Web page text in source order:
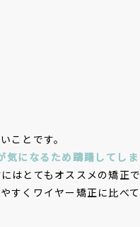
ことです。
気になるため躊躇してし
はとてもオススメの矯正で
すくワイヤー矯正に比べ